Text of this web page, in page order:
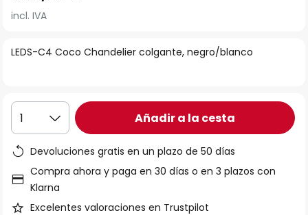
comienzo
la
imágenes
LEDS-C4 Coco Chandelier colgante, negro/blanco
incl. IVA
1 Añadir a la cesta
Devoluciones gratis en un plazo de 50 días
Compra ahora y paga en 30 días o en 3 plazos con
Klarna
Excelentes valoraciones en Trustpilot